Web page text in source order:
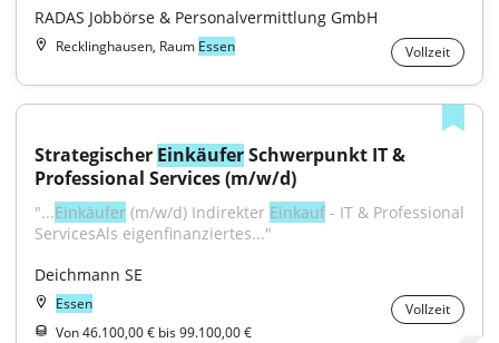
RADAS Jobbörse & Personalvermittlung GmbH
Recklinghausen, Raum Essen Vollzeit
Strategischer Einkäufer Schwerpunkt IT &
Professional Services (m/w/d)
"...Einkäufer (m/w/d) Indirekter Einkauf - IT & Professional
ServicesAls eigenfinanziertes..."
Deichmann SE
Essen
Vollzeit
Von 46.100,00 € bis 99.100,00 €